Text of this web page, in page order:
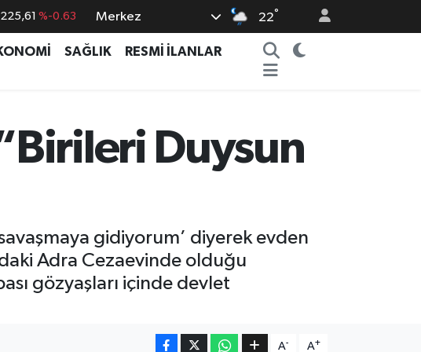
47,6704 %0
%-0.08
13.799 %70
Merkez 22°
SAĞLIK
RESMİ İLANLAR
Duysun
gidiyorum’ diyerek evden
Adra Cezaevinde olduğu
gözyaşları içinde devlet
A- A+